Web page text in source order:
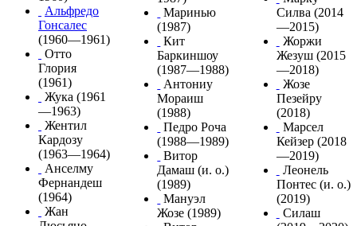
Альфредо
Гонсалес
(1960—1961)
Отто
Глория
(1961)
Жука (1961
—1963)
Жентил
Кардозу
(1963—1964)
Анселму
Фернандеш
(1964)
Жан
Маринью
(1987)
Кит
Баркиншоу
(1987—1988)
Антониу
Мораиш
(1988)
Педро Роча
(1988—1989)
Витор
Дамаш (и. о.)
(1989)
Мануэл
Жозе (1989)
Силва (2014
—2015)
Жоржи
Жезуш(2015
—2018)
Жозе
Пезейру
(2018)
Марсел
Кейзер(2018
—2019)
Леонель
Понтес(и. о.)
(2019)
Силаш